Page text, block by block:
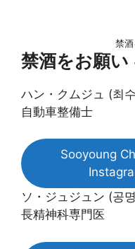
禁
禁酒をお願い
ハン・クムジュ (최
自動車整備士
Sooyoung
ソ・ジュジュン (공
長精神科専門医